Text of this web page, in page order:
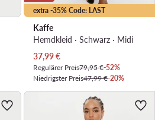
extra -35% Code: LAST
Kaffe
Hemdkleid · Schwarz · Midi
Aktueller Preis
37,99€
Regulärer Preis79,95 €-52%
Niedrigster Preis47,99 €-20%